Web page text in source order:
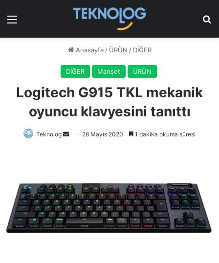
Menü
Anasayfa / ÜRÜN / DİĞER
DİĞER Manşet ÜRÜN
Logitech G915 TKL mekanik
oyuncu klavyesini tanıttı
Teknolog
Bir
28 Mayıs 2020 1 dakika okuma süresi